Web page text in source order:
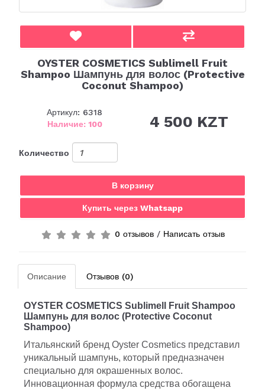
OYSTER COSMETICS Sublimell Fruit
Shampoo Шампунь для волос (Protective
Coconut Shampoo)
Артикул: 6318
Наличие: 100
4 500 KZT
Количество
В корзину
Купить через Whatsapp
0 отзывов/ Написать отзыв
Описание Отзывов (0)
OYSTER COSMETICS Sublimell Fruit Shampoo
Шампунь для волос (Protective Coconut
Shampoo)
Итальянский бренд Oyster Cosmetics представил
уникальный шампунь, который предназначен
специально для окрашенных волос.
Инновационная формула средства обогащена